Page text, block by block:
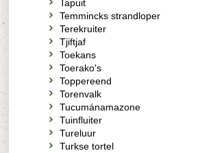
Tapuit
Temmincks strandloper
Terekruiter
Tjiftjaf
Toekans
Toerako's
Toppereend
Torenvalk
Tucumánamazone
Tuinfluiter
Tureluur
Turkse tortel